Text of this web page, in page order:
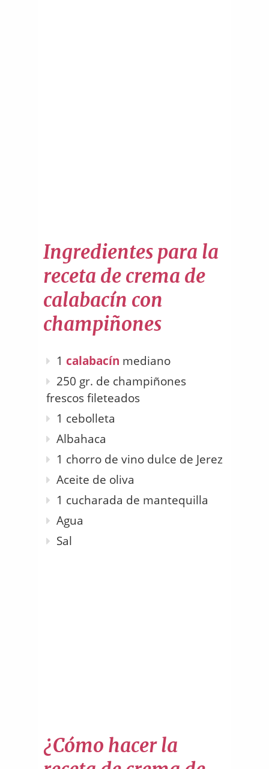
Ingredientes para la
receta de crema de
calabacín con
champiñones
1 calabacín mediano
250 gr. de champiñones
frescos fileteados
1 cebolleta
Albahaca
1 chorro de vino dulce de Jerez
Aceite de oliva
1 cucharada de mantequilla
Agua
Sal
¿Cómo hacer la